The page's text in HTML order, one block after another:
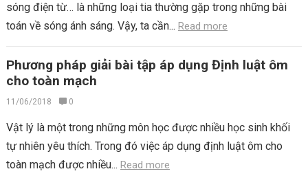
sóng điện từ… là những loại tia thường gặp trong những bài
toán về sóng ánh sáng. Vậy, ta cần... Read more
Phương pháp giải bài tập áp dụng Định luật ôm
cho toàn mạch
11/06/2018 0
Vật lý là một trong những môn học được nhiều học sinh khối
tự nhiên yêu thích. Trong đó việc áp dụng định luật ôm cho
toàn mạch được nhiều... Read more